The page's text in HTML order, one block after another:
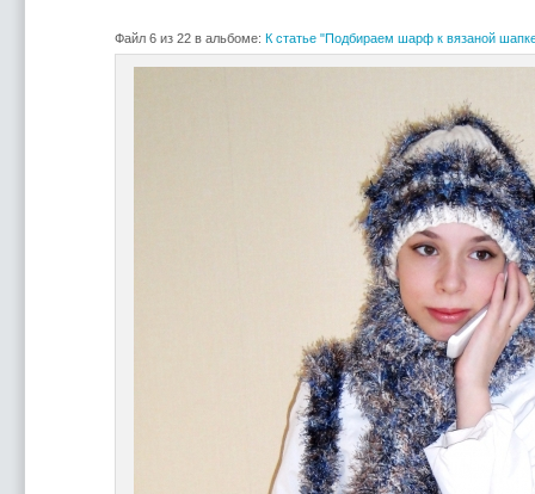
Файл 6 из 22 в альбоме: К статье "Подбираем шарф к вязаной